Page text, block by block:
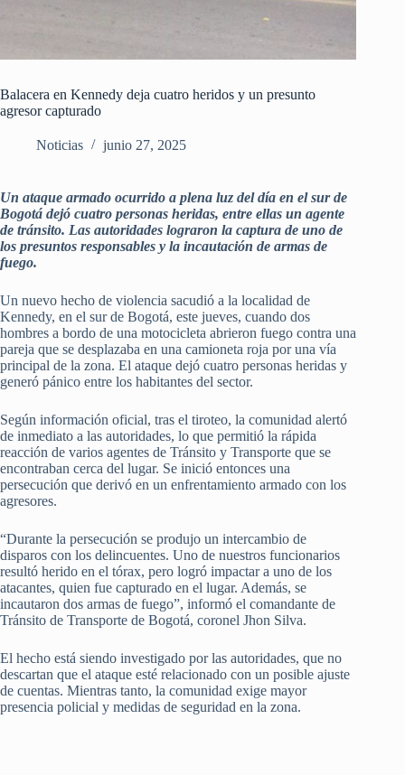
Balacera en Kennedy deja cuatro heridos y un presunto
agresor capturado
Noticias junio 27, 2025
Un ataque armado ocurrido a plena luz del día en el sur de
Bogotá dejó cuatro personas heridas, entre ellas un agente
de tránsito. Las autoridades lograron la captura de uno de
los presuntos responsables y la incautación de armas de
fuego.
Un nuevo hecho de violencia sacudió a la localidad de
Kennedy, en el sur de Bogotá, este jueves, cuando dos
hombres a bordo de una motocicleta abrieron fuego contra una
pareja que se desplazaba en una camioneta roja por una vía
principal de la zona. El ataque dejó cuatro personas heridas y
generó pánico entre los habitantes del sector.
Según información oficial, tras el tiroteo, la comunidad alertó
de inmediato a las autoridades, lo que permitió la rápida
reacción de varios agentes de Tránsito y Transporte que se
encontraban cerca del lugar. Se inició entonces una
persecución que derivó en un enfrentamiento armado con los
agresores.
“Durante la persecución se produjo un intercambio de
disparos con los delincuentes. Uno de nuestros funcionarios
resultó herido en el tórax, pero logró impactar a uno de los
atacantes, quien fue capturado en el lugar. Además, se
incautaron dos armas de fuego”, informó el comandante de
Tránsito de Transporte de Bogotá, coronel Jhon Silva.
El hecho está siendo investigado por las autoridades, que no
descartan que el ataque esté relacionado con un posible ajuste
de cuentas. Mientras tanto, la comunidad exige mayor
presencia policial y medidas de seguridad en la zona.